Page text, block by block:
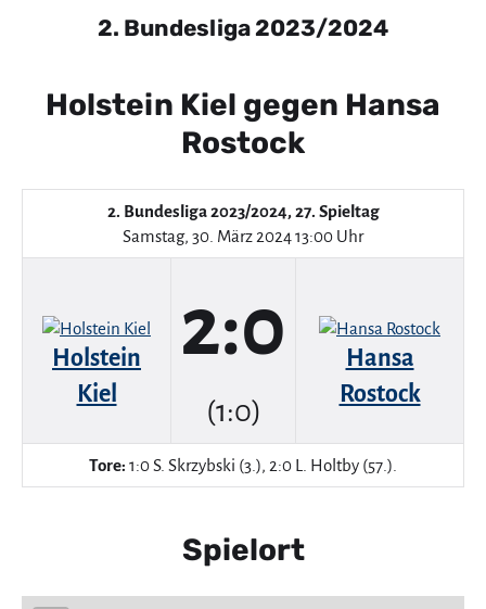
2. Bundesliga 2023/2024
Holstein Kiel gegen Hansa
Rostock
2. Bundesliga 2023/2024, 27. Spieltag
Samstag, 30. März 2024 13:00 Uhr
Holstein
Kiel
2:0
(1:0)
Hansa
Rostock
Tore: 1:0 S. Skrzybski (3.), 2:0 L. Holtby (57.).
Spielort